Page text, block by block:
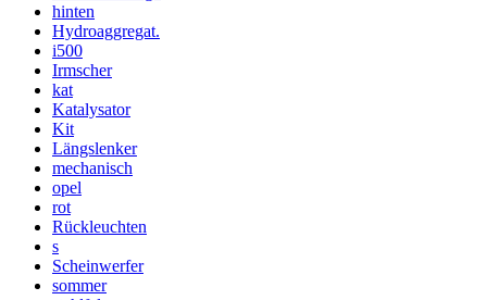
hinten
Hydroaggregat.
i500
Irmscher
kat
Katalysator
Kit
Längslenker
mechanisch
opel
rot
Rückleuchten
s
Scheinwerfer
sommer